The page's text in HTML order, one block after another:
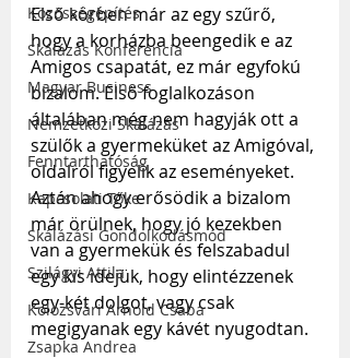
Közösségépítés
Skálázás Konferencia
Magyar Business
Nemzetközi Skálázás
Fenntarthatóság
Kapcsolati Tőke
Skálázási Gondolkodásmód
Szilágyi Attila
Kolozsvári Arnold Csaba
Zsapka Andrea
Első körben már az egy szűrő,
hogy a korházba beengedik e az
Amigos csapatát, ez már egyfokú
bizalom. Első foglalkozáson
általában még nem hagyják ott a
szülők a gyermeküket az Amigóval,
oldalról figyelik az eseményeket.
Aztán ahogy erősödik a bizalom
már örülnek, hogy jó kezekben
van a gyermekük és felszabadul
egy kis idejük, hogy elintézzenek
egy-két dolgot, vagy csak
megigyanak egy kávét nyugodtan.